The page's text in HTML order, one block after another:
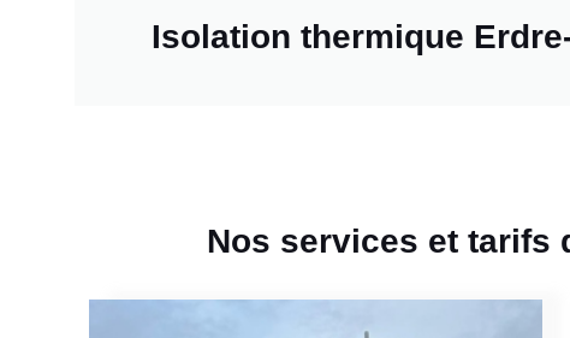
Isolation thermique
Nos services et tarifs